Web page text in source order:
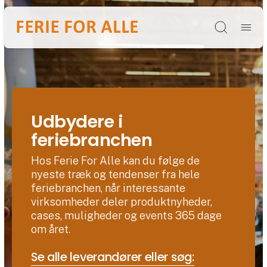
Søg
Udbydere i
feriebranchen
Hos Ferie For Alle kan du følge de
nyeste træk og tendenser fra hele
feriebranchen, når interessante
virksomheder deler produktnyheder,
cases, muligheder og events 365 dage
om året.
Se alle leverandører eller søg: